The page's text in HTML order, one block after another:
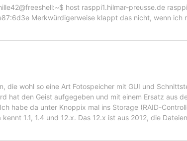
host rasppi1.hilmar-preusse.de
Merkwürdigerweise klappt das nicht, wenn ich
die wohl so eine Art Fotospeicher mit GUI und
hat den Geist aufgegeben und mit einem Ersatz aus
habe da unter Knoppix mal ins Storage (RAID-
1.1, 1.4 und 12.x. Das 12.x ist aus 2012, die